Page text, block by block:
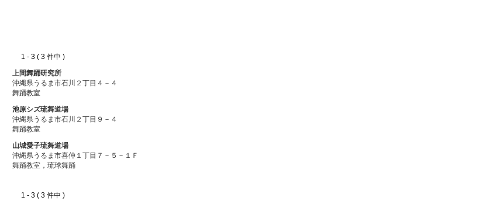
1 - 3 ( 3 件中 )
上間舞踊研究所
沖縄県うるま市石川２丁目４－４
舞踊教室
池原シズ琉舞道場
沖縄県うるま市石川２丁目９－４
舞踊教室
山城愛子琉舞道場
沖縄県うるま市喜仲１丁目７－５－１Ｆ
舞踊教室，琉球舞踊
1 - 3 ( 3 件中 )